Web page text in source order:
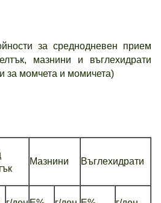
за среднодневен прием
мазнини и въглехидрати
за момчета и момичета)
Мазнини Въглехидрати